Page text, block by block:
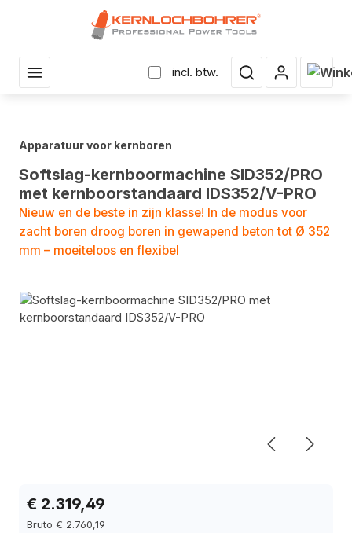
incl. btw.
Apparatuur voor kernboren
Softslag-kernboormachine SID352/PRO
met kernboorstandaard IDS352/V-PRO
Nieuw en de beste in zijn klasse! In de modus voor
zacht boren droog boren in gewapend beton tot Ø 352
mm – moeiteloos en flexibel
Fotogalerij overslaan
€ 2.319,49
Bruto € 2.760,19